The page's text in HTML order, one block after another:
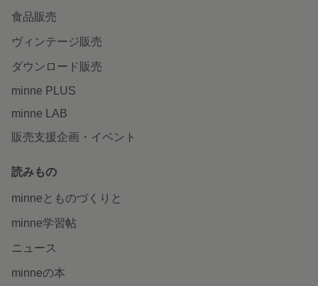
食品販売
ヴィンテージ販売
ダウンロード販売
minne PLUS
minne LAB
販売支援企画・イベント
読みもの
minneとものづくりと
minne学習帖
ニュース
minneの本